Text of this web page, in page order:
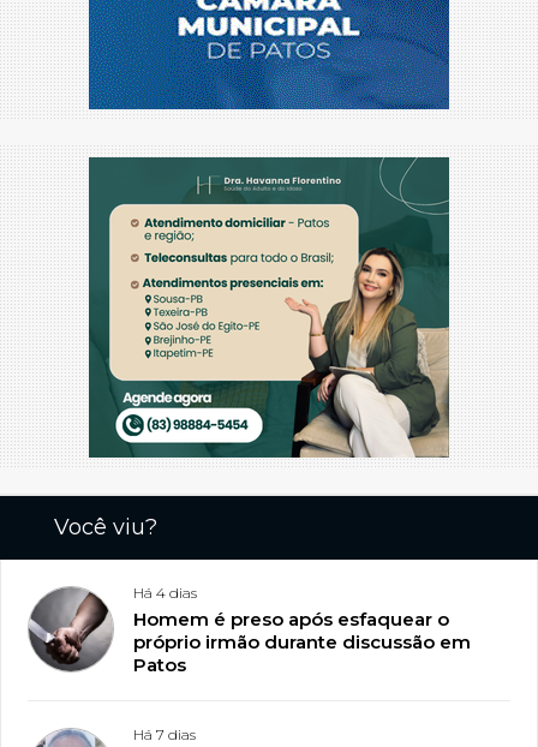
Você viu?
Há 4 dias
Homem é preso após esfaquear o
próprio irmão durante discussão em
Patos
Há 7 dias